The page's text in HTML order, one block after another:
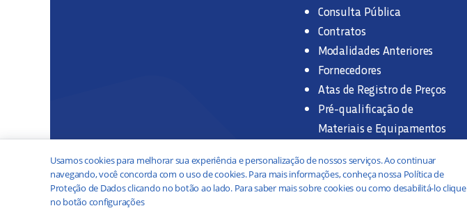
Consulta Pública
Contratos
Modalidades Anteriores
Fornecedores
Atas de Registro de Preços
Pré-qualificação de
Materiais e Equipamentos
Documentação Interna
Usamos cookies para melhorar sua experiência e personalização de nossos serviços. Ao continuar
navegando, você concorda com o uso de cookies. Para mais informações, conheça nossa Política de
Proteção de Dados clicando no botão ao lado. Para saber mais sobre cookies ou como desabilitá-lo clique
no botão configurações